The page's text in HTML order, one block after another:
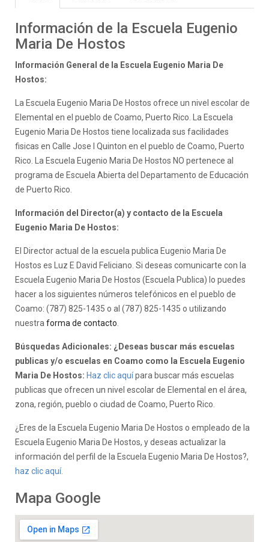
Información de la Escuela Eugenio
Maria De Hostos
Información General de la Escuela Eugenio Maria De
Hostos:
La Escuela Eugenio Maria De Hostos ofrece un nivel escolar de
Elemental en el pueblo de Coamo, Puerto Rico. La Escuela
Eugenio Maria De Hostos tiene localizada sus facilidades
fisicas en Calle Jose I Quinton en el pueblo de Coamo, Puerto
Rico. La Escuela Eugenio Maria De Hostos NO pertenece al
programa de Escuela Abierta del Departamento de Educación
de Puerto Rico.
Información del Director(a) y contacto de la Escuela
Eugenio Maria De Hostos:
El Director actual de la escuela publica Eugenio Maria De
Hostos es Luz E David Feliciano. Si deseas comunicarte con la
Escuela Eugenio Maria De Hostos (Escuela Publica) lo puedes
hacer a los siguientes números telefónicos en el pueblo de
Coamo: (787) 825-1435 o al (787) 825-1435 o utilizando
nuestra forma de contacto
Búsquedas Adicionales: ¿Deseas buscar más escuelas
publicas y/o escuelas en Coamo como la Escuela Eugenio
Maria De Hostos: Haz clic aquípara buscar más escuelas
publicas que ofrecen un nivel escolar de Elemental en el área,
zona, región, pueblo o ciudad de Coamo, Puerto Rico.
¿Eres de la Escuela Eugenio Maria De Hostos o empleado de la
Escuela Eugenio Maria De Hostos, y deseas actualizar la
información del perfil de la Escuela Eugenio Maria De Hostos?,
haz clic aquí.
Mapa Google